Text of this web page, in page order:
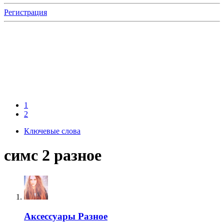
Регистрация
1
2
Ключевые слова
симс 2 разное
Аксессуары Разное